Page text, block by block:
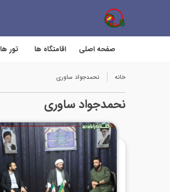
صفحه اصلی اقامتگاه ها تور ها
خانه نحمدجواد ساوری
نحمدجواد ساوری